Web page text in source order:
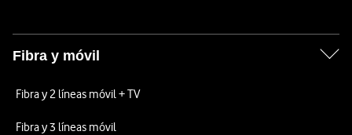
Fibra y móvil
Fibra y 2 líneas móvil + TV
Fibra y 3 líneas móvil